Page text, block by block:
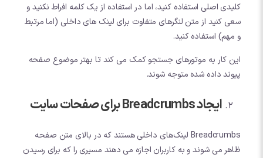
کلیدی اصلی استفاده کنید، اما در استفاده از یک کلمه افراط نکنید و
سعی کنید از متن لنگرهای متفاوت برای لینک های داخلی (اما مرتبط
و مهم) استفاده کنید.
این کار به موتورهای جستجو کمک می کند تا بهتر موضوع صفحه
پیوند داده شده متوجه شوند.
ایجاد Breadcrumbs برای صفحات سایت
Breadcrumbs لینک‌های داخلی هستند که در بالای متن صفحه
ظاهر می شوند و به کاربران اجازه می دهند مسیری را که برای رسیدن